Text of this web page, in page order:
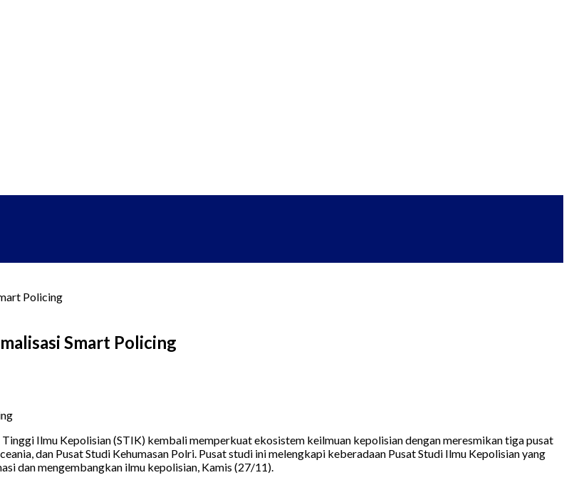
Policing
Smart Policing
Ilmu Kepolisian (STIK) kembali memperkuat ekosistem keilmuan kepolisian dengan meresmikan tiga pusat
dan Pusat Studi Kehumasan Polri. Pusat studi ini melengkapi keberadaan Pusat Studi Ilmu Kepolisian yang
dan mengembangkan ilmu kepolisian, Kamis (27/11).